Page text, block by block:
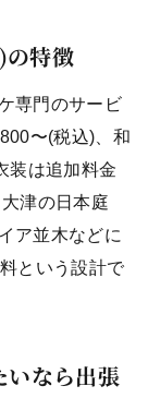
特徴
専門のサービ
〜(税込)、和
装は追加料金
津の日本庭
ア並木などに
という設計で
いなら出張